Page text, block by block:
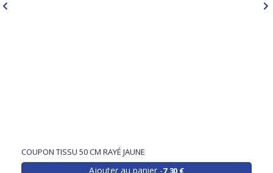
COUPON TISSU 50 CM RAYÉ JAUNE
Ajouter au panier 7,30 €